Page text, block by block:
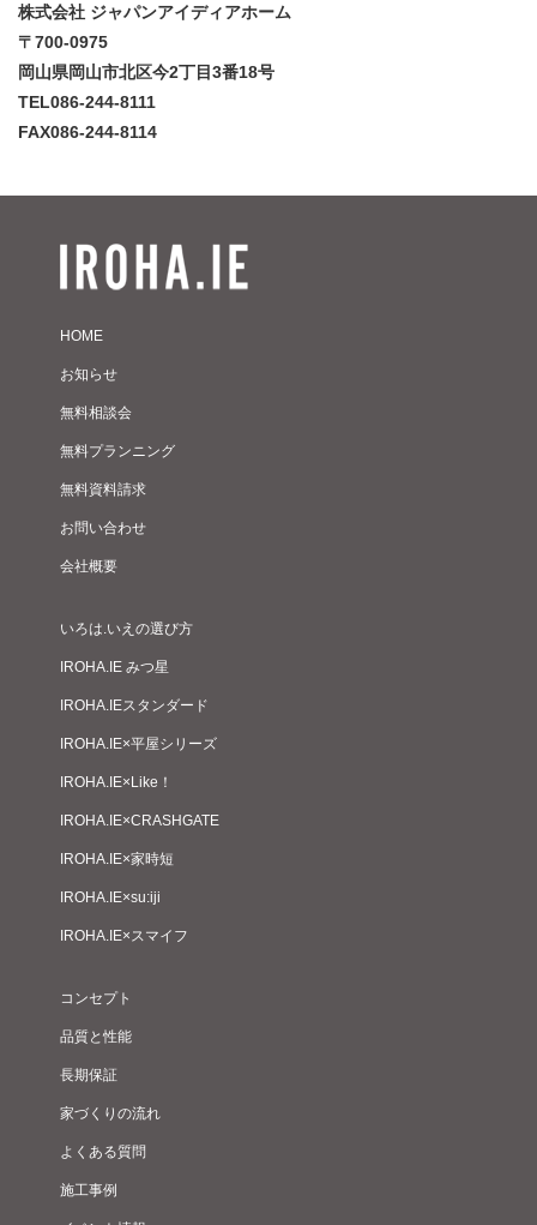
株式会社 ジャパンアイディアホーム
〒700-0975
岡山県岡山市北区今2丁目3番18号
TEL086-244-8111
FAX086-244-8114
HOME
お知らせ
無料相談会
無料プランニング
無料資料請求
お問い合わせ
会社概要
いろは.いえの選び方
IROHA.IE みつ星
IROHA.IEスタンダード
IROHA.IE×平屋シリーズ
IROHA.IE×Like！
IROHA.IE×CRASHGATE
IROHA.IE×家時短
IROHA.IE×su:iji
IROHA.IE×スマイフ
コンセプト
品質と性能
長期保証
家づくりの流れ
よくある質問
施工事例